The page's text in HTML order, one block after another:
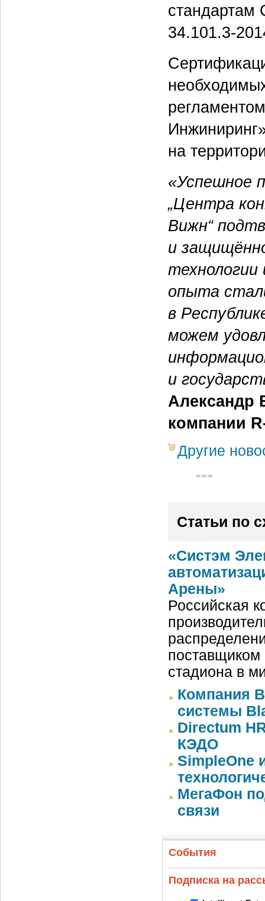
34.101.3-
на
«Успешное
„Центра
Вижн“
и
опыта
в
можем
и
Александр
компании
Другие
Статьи по
«Систэм
Арены»
Российская
поставщиком
стадиона в
Компания
системы
Directum
КЭДО
SimpleOne
МегаФон
связи
События
Подписка на